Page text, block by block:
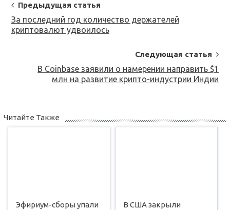
Post
Navigation
Предыдущая статья
За последний год количество держателей
криптовалют удвоилось
Следующая статья
В Coinbase заявили о намерении направить $1
млн на развитие крипто-индустрии Индии
Читайте Также
Эфириум-сборы упали
В США закрыли